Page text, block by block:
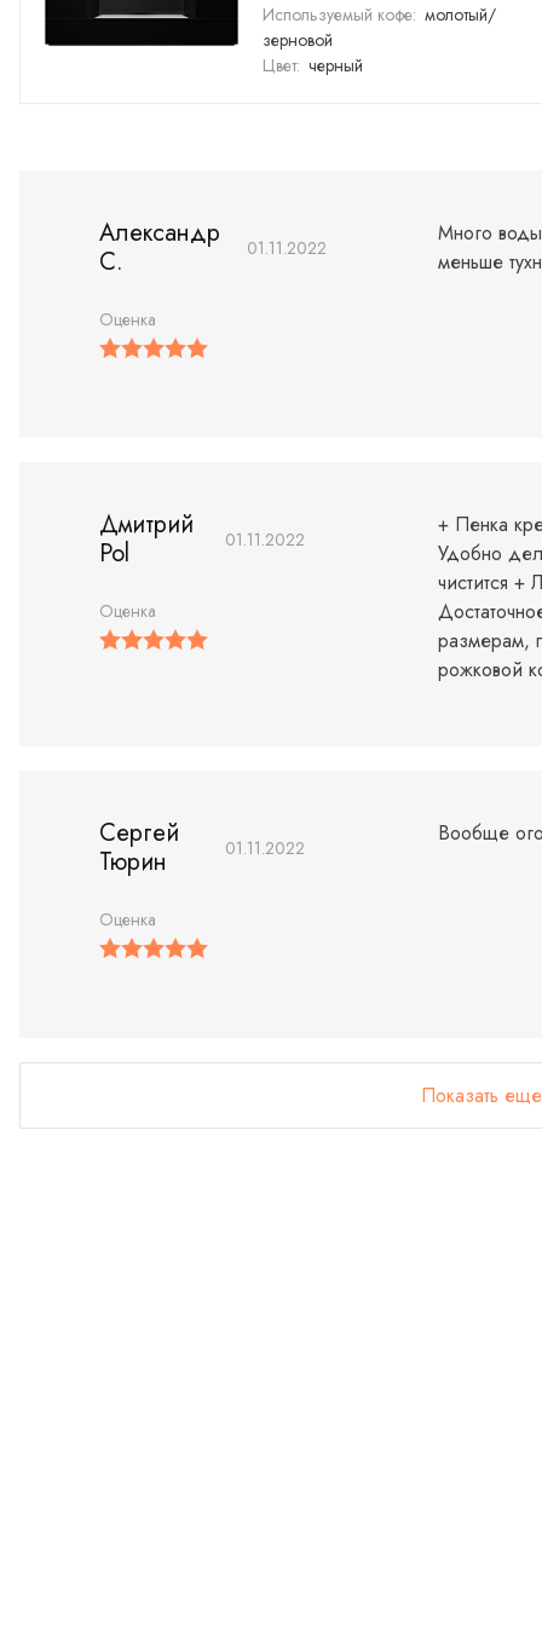
Используемый кофе: молотый/
зерновой
Цвет: черный
Александр
С.
01.11.2022
Оценка
Много
меньше
Дмитрий
Pol
01.11.2022
Оценка
+ Пенка
Удобно
чистится +
размерам,
рожковой
Сергей
Тюрин
01.11.2022
Оценка
Вообще
Показать еще